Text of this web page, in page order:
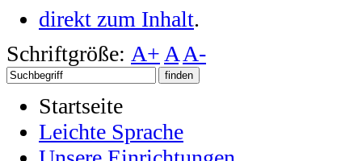
direkt zum Inhalt.
Schriftgröße: A+AA-
Startseite
Leichte Sprache